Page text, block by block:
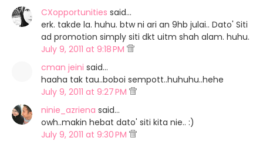
CXopportunities said…
erk. takde la. huhu. btw ni ari an 9hb julai.. Dato' Siti
ad promotion simply siti dkt uitm shah alam. huhu.
July 9, 2011 at 9:18 PM
cman jeini said…
haaha tak tau..boboi sempott..huhuhu..hehe
July 9, 2011 at 9:27 PM
ninie_azriena said…
owh..makin hebat dato' siti kita nie.. :)
July 9, 2011 at 9:30 PM